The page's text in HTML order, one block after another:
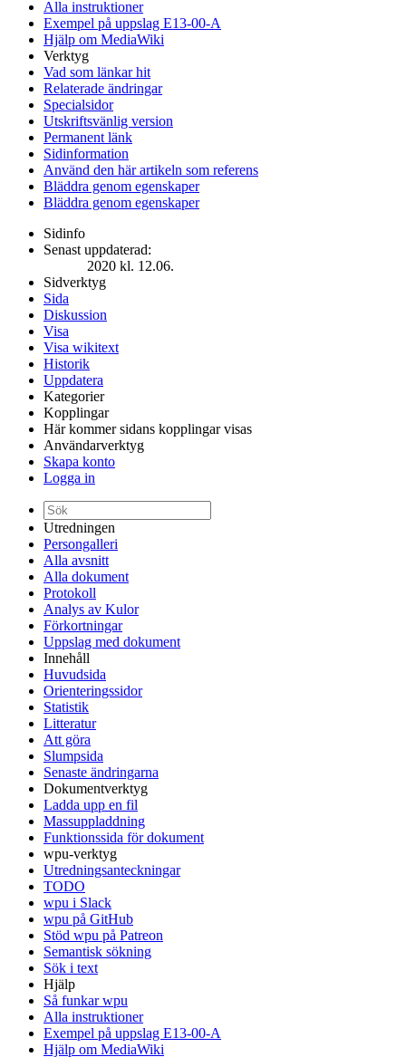
Alla instruktioner
Exempel på uppslag E13-00-A
Hjälp om MediaWiki
Verktyg
Vad som länkar hit
Relaterade ändringar
Specialsidor
Utskriftsvänlig version
Permanent länk
Sidinformation
Använd den här artikeln som referens
Bläddra genom egenskaper
Bläddra genom egenskaper
Sidinfo
Senast uppdaterad:
2020 kl. 12.06.
Sidverktyg
Sida
Diskussion
Visa
Visa wikitext
Historik
Uppdatera
Kategorier
Kopplingar
Här kommer sidans kopplingar visas
Användarverktyg
Skapa konto
Logga in
Utredningen
Persongalleri
Alla avsnitt
Alla dokument
Protokoll
Analys av Kulor
Förkortningar
Uppslag med dokument
Innehåll
Huvudsida
Orienteringssidor
Statistik
Litteratur
Att göra
Slumpsida
Senaste ändringarna
Dokumentverktyg
Ladda upp en fil
Massuppladdning
Funktionssida för dokument
wpu-verktyg
Utredningsanteckningar
TODO
wpu i Slack
wpu på GitHub
Stöd wpu på Patreon
Semantisk sökning
Sök i text
Hjälp
Så funkar wpu
Alla instruktioner
Exempel på uppslag E13-00-A
Hjälp om MediaWiki